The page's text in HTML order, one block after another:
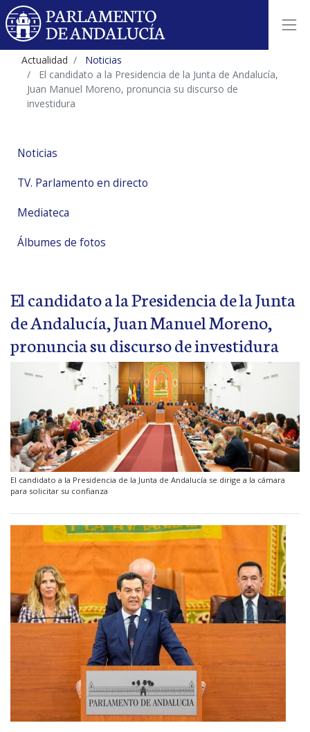
Actualidad
Noticias
El candidato a la Presidencia de la Junta de Andalucía,
Juan Manuel Moreno, pronuncia su discurso de
investidura
Noticias
TV. Parlamento en directo
Mediateca
Álbumes de fotos
El candidato a la Presidencia de la Junta
de Andalucía, Juan Manuel Moreno,
pronuncia su discurso de investidura
El candidato a la Presidencia de la Junta de Andalucía se dirige a la cámara
para solicitar su confianza